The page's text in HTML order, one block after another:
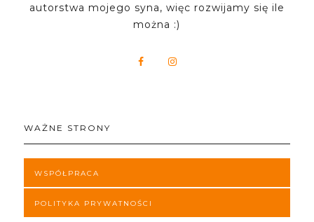
autorstwa mojego syna, więc rozwijamy się ile
można :)
WAŻNE STRONY
WSPÓŁPRACA
POLITYKA PRYWATNOŚCI